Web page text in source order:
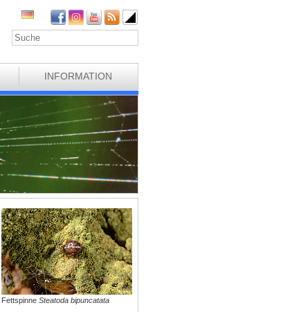
INFORMATION
Fettspinne Steatoda bipuncatata